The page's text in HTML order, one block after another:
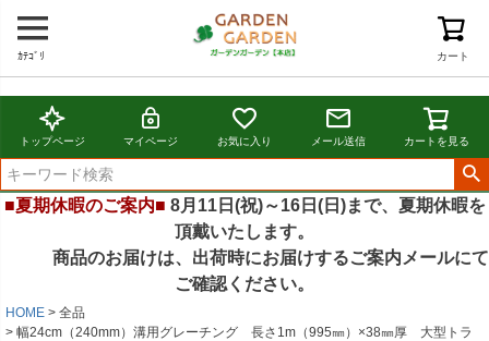
カート
ｶﾃｺﾞﾘ
トップページ マイページ お気に入り メール送信 カートを見る
■夏期休暇のご案内■ 8月11日(祝)～16日(日)まで、夏期休暇を
頂戴いたします。
商品のお届けは、出荷時にお届けするご案内メールにて
ご確認ください。
HOME
全品
幅24cm（240mm）溝用グレーチング 長さ1m（995㎜）×38㎜厚 大型トラ